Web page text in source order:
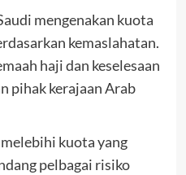
mengenakan kuota
kemaslahatan.
haji dan keselesaan
pihak kerajaan Arab
kuota yang
pelbagai risiko